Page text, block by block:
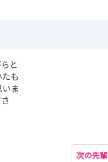
と
も
ま
次の先輩